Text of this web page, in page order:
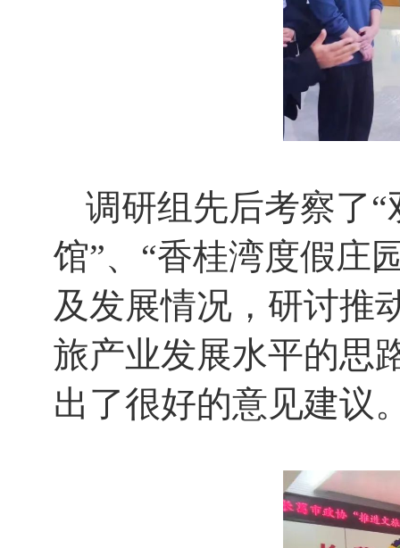
调研组先后考察了
馆”、“香桂湾度假庄
及发展情况，研讨推
旅产业发展水平的思
出了很好的意见建议